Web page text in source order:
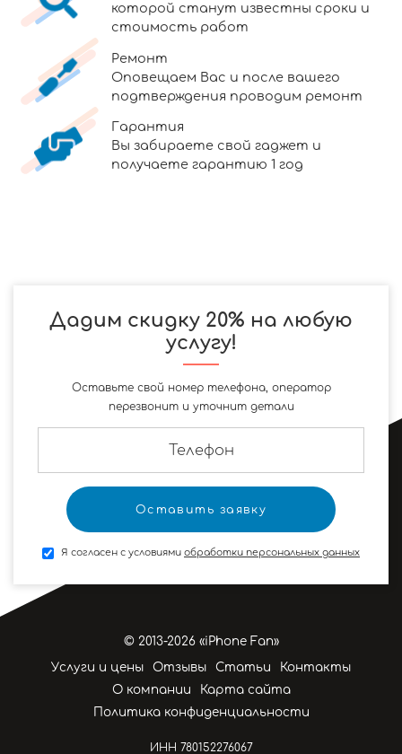
которой станут известны сроки и
стоимость работ
Ремонт
Оповещаем Вас и после вашего
подтверждения проводим ремонт
Гарантия
Вы забираете свой гаджет и
получаете гарантию 1 год
Дадим скидку 20% на любую
услугу!
Оставьте свой номер телефона, оператор
перезвонит и уточнит детали
Я согласен с условиями обработки персональных данных
© 2013-2026 «iPhone Fan»
Услуги и цены
Отзывы Статьи
Контакты
О компании
Карта сайта
Политика конфиденциальности
ИНН 780152276067